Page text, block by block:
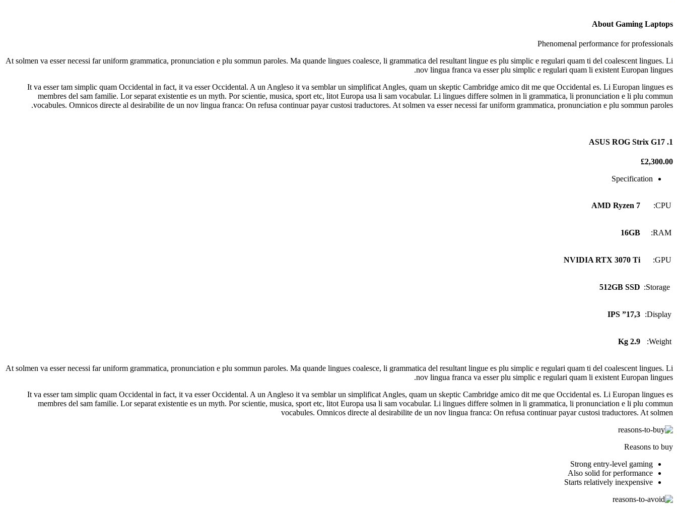
About Gaming Laptops
Phenomenal performance for professionals
At solmen va esser necessi far uniform grammatica, pronunciation e plu sommun paroles. Ma quande lingues coalesce, li grammatica del resultant lingue es plu simplic e regulari quam ti del coalescent lingues. Li
nov lingua franca va esser plu simplic e regulari quam li existent Europan lingues.
It va esser tam simplic quam Occidental in fact, it va esser Occidental. A un Angleso it va semblar un simplificat Angles, quam un skeptic Cambridge amico dit me que Occidental es. Li Europan lingues es
membres del sam familie. Lor separat existentie es un myth. Por scientie, musica, sport etc, litot Europa usa li sam vocabular. Li lingues differe solmen in li grammatica, li pronunciation e li plu commun
vocabules. Omnicos directe al desirabilite de un nov lingua franca: On refusa continuar payar custosi traductores. At solmen va esser necessi far uniform grammatica, pronunciation e plu sommun paroles.
1. ASUS ROG Strix G17
£2,300.00
Specification
CPU:
AMD Ryzen 7
RAM:
16GB
GPU:
NVIDIA RTX 3070 Ti
Storage:
512GB SSD
Display:
17,3” IPS
Weight:
2.9 Kg
At solmen va esser necessi far uniform grammatica, pronunciation e plu sommun paroles. Ma quande lingues coalesce, li grammatica del resultant lingue es plu simplic e regulari quam ti del coalescent lingues. Li
nov lingua franca va esser plu simplic e regulari quam li existent Europan lingues.
It va esser tam simplic quam Occidental in fact, it va esser Occidental. A un Angleso it va semblar un simplificat Angles, quam un skeptic Cambridge amico dit me que Occidental es. Li Europan lingues es
membres del sam familie. Lor separat existentie es un myth. Por scientie, musica, sport etc, litot Europa usa li sam vocabular. Li lingues differe solmen in li grammatica, li pronunciation e li plu commun
vocabules. Omnicos directe al desirabilite de un nov lingua franca: On refusa continuar payar custosi traductores. At solmen
Reasons to buy
Strong entry-level gaming
Also solid for performance
Starts relatively inexpensive